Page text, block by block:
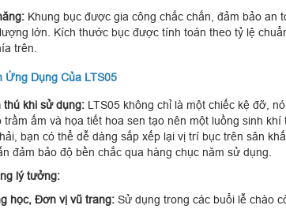
Khung bục được gia công chắc chắn, đảm bảo an
lớn. Kích thước bục được tính toán theo tỷ lệ
trên.
Ứng Dụng Của LTS05
thú khi sử dụng: LTS05 không chỉ là một chiếc kệ đỡ,
trầm ấm và họa tiết hoa sen tạo nên một luồng sinh
bạn có thể dễ dàng sắp xếp lại vị trí bục trên sân
đảm bảo độ bền chắc qua hàng chục năm sử dụng.
lý tưởng:
học, Đơn vị vũ trang: Sử dụng trong các buổi lễ chào